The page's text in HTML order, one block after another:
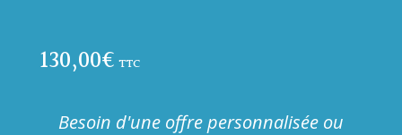
corruption
and
peddling
130,00€ TTC
Besoin d'une offre personnalisée ou